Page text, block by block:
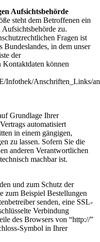
Aufsichtsbehörde
steht dem Betroffenen ein
zu.
Fragen ist
Bundeslandes, in dem unser
der
Kontaktdaten können
Infothek/Anschriften_Links/
Grundlage Ihrer
automatisiert
in einem gängigen,
zu lassen. Sofern Sie die
anderen Verantwortlichen
machbar ist.
und zum Schutz der
zum Beispiel Bestellungen
senden, eine SSL-
Verbindung
des Browsers von “http://”
Symbol in Ihrer